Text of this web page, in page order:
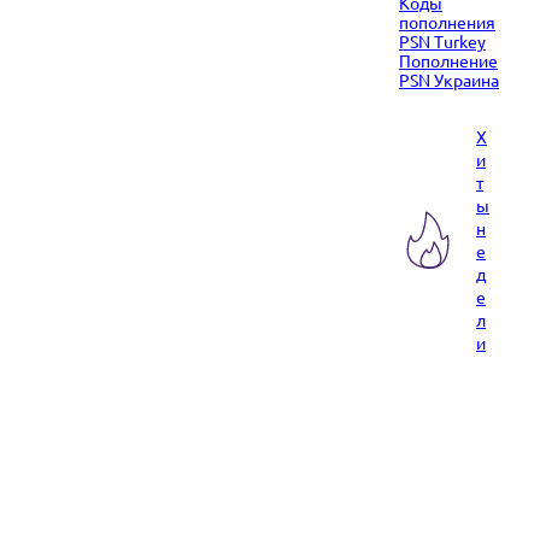
пополнения
PSN Turkey
Пополнение
PSN Украина
Х
и
т
ы
н
е
д
е
л
и